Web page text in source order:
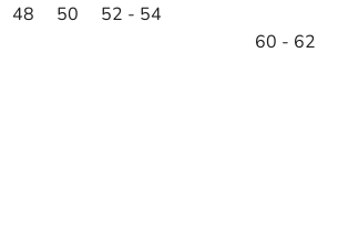
48 50 52 - 54
60 - 62